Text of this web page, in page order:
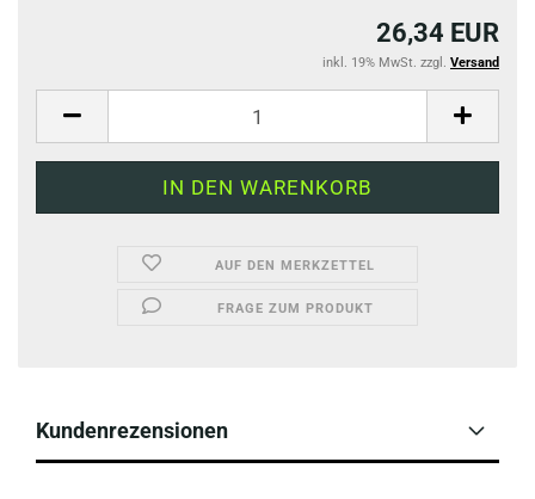
26,34 EUR
inkl. 19% MwSt. zzgl. Versand
AUF DEN MERKZETTEL
FRAGE ZUM PRODUKT
Kundenrezensionen